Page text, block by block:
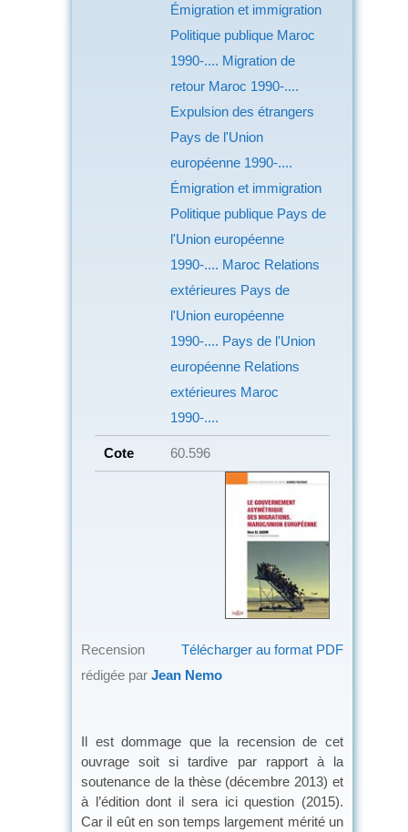
Émigration et immigration
Politique publique Maroc
1990-.... Migration de
retour Maroc 1990-....
Expulsion des étrangers
Pays de l'Union
européenne 1990-....
Émigration et immigration
Politique publique Pays de
l'Union européenne
1990-.... Maroc Relations
extérieures Pays de
l'Union européenne
1990-.... Pays de l'Union
européenne Relations
extérieures Maroc
1990-....
Cote 60.596
Télécharger au format PDF
Recension
rédigée par Jean Nemo
Il est dommage que la recension de cet
ouvrage soit si tardive par rapport à la
soutenance de la thèse (décembre 2013) et
à l’édition dont il sera ici question (2015).
Car il eût en son temps largement mérité un